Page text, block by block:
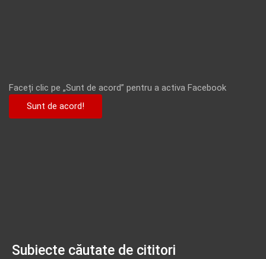
Faceți clic pe „Sunt de acord” pentru a activa Facebook
Sunt de acord!
Subiecte căutate de cititori